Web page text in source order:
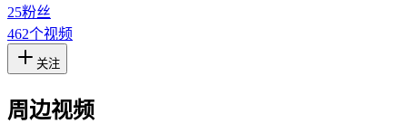
25粉丝
462个视频
关注
周边视频